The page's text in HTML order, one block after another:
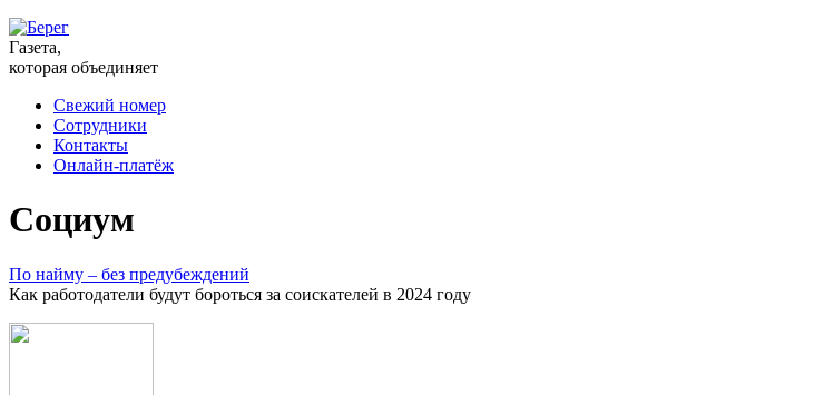
Газета,
которая объединяет
Свежий номер
Сотрудники
Контакты
Онлайн-платёж
Социум
По найму – без предубеждений
Как работодатели будут бороться за соискателей в 2024 году